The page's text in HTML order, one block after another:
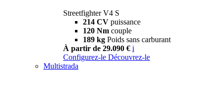
Streetfighter V4 S
214 CV puissance
120 Nm couple
189 kg Poids sans carburant
À partir de 29.090 € i
Configurez-le Découvrez-le
Multistrada